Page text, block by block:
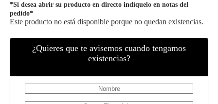
*Si desea abrir su producto en directo indíquelo en notas del
pedido*
Este producto no está disponible porque no quedan existencias.
¿Quieres que te avisemos cuando tengamos
existencias?